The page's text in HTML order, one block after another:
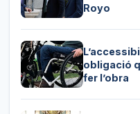
Royo
obligació
fer l’obra